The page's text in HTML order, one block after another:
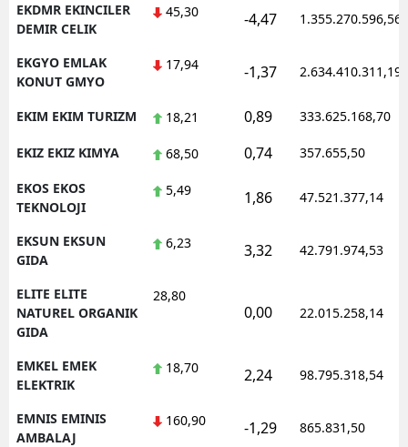
EKDMR EKINCILER
DEMIR CELIK
45,30 -4,47 1.355.270.596,56
EKGYO EMLAK
KONUT GMYO
17,94 -1,37 2.634.410.311,19
EKIM EKIM TURIZM 18,21 0,89 333.625.168,70
EKIZ EKIZ KIMYA 68,50 0,74 357.655,50
EKOS EKOS
TEKNOLOJI
5,49 1,86 47.521.377,14
EKSUN EKSUN
GIDA
6,23 3,32 42.791.974,53
ELITE ELITE
NATUREL ORGANIK
GIDA
28,80
0,00 22.015.258,14
EMKEL EMEK
ELEKTRIK
18,70 2,24 98.795.318,54
EMNIS EMINIS
AMBALAJ
160,90 -1,29 865.831,50